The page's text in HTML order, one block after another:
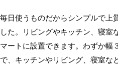
毎日使うものだからシンプルで上
した。リビングやキッチン、寝室
マートに設置できます。わずか幅
で、キッチンやリビング、寝室な